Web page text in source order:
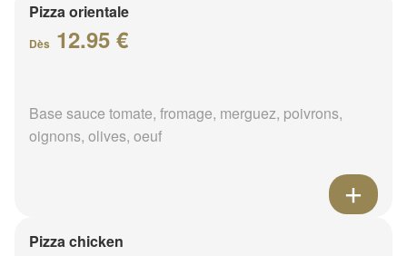
Pizza orientale
Dès 12.95 €
Base sauce tomate, fromage, merguez, poivrons,
oignons, olives, oeuf
Pizza chicken